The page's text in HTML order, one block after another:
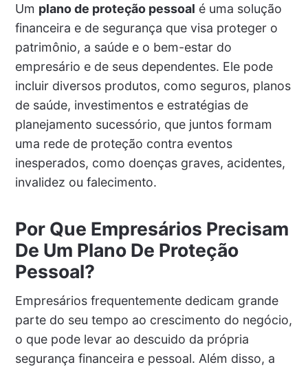
Um plano de proteção pessoal é uma solução
financeira e de segurança que visa proteger o
patrimônio, a saúde e o bem-estar do
empresário e de seus dependentes. Ele pode
incluir diversos produtos, como seguros, planos
de saúde, investimentos e estratégias de
planejamento sucessório, que juntos formam
uma rede de proteção contra eventos
inesperados, como doenças graves, acidentes,
invalidez ou falecimento.
Por Que Empresários Precisam
De Um Plano De Proteção
Pessoal?
Empresários frequentemente dedicam grande
parte do seu tempo ao crescimento do negócio,
o que pode levar ao descuido da própria
segurança financeira e pessoal. Além disso, a